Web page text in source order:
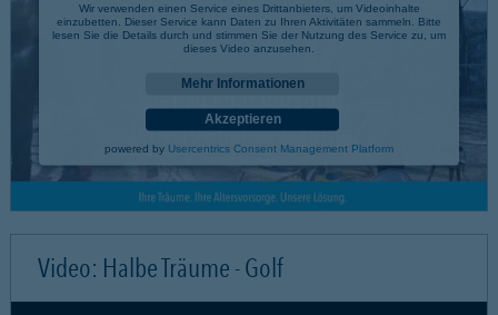
Wir verwenden einen Service eines Drittanbieters, um Videoinhalte
einzubetten. Dieser Service kann Daten zu Ihren Aktivitäten sammeln. Bitte
lesen Sie die Details durch und stimmen Sie der Nutzung des Service zu, um
dieses Video anzusehen.
Mehr Informationen
Akzeptieren
powered by Usercentrics Consent Management Platform
Video: Halbe Träume - Golf